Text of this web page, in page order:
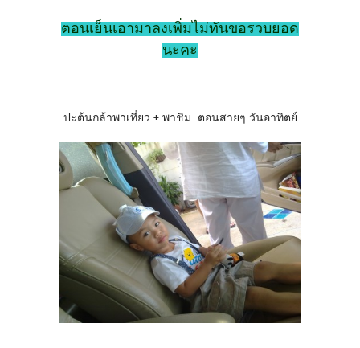
ตอนเย็นเอามาลงเพิ่มไม่ทันขอรวบยอด
นะคะ
ปะต้นกล้าพาเที่ยว + พาชิม ตอนสายๆ วันอาทิตย์